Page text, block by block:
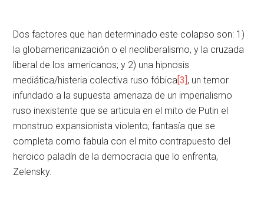
Dos factores que han determinado este colapso son: 1)
la globamericanización o el neoliberalismo, y la cruzada
liberal de los americanos; y 2) una hipnosis
mediática/histeria colectiva ruso fóbica[3], un temor
infundado a la supuesta amenaza de un imperialismo
ruso inexistente que se articula en el mito de Putin el
monstruo expansionista violento; fantasía que se
completa como fabula con el mito contrapuesto del
heroico paladín de la democracia que lo enfrenta,
Zelensky.